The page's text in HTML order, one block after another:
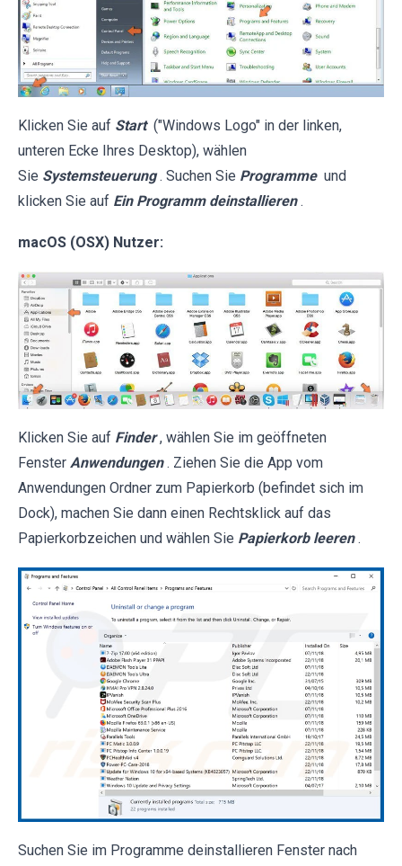
Klicken Sie auf Start ("Windows Logo" in der linken,
unteren Ecke Ihres Desktop), wählen
Sie Systemsteuerung . Suchen Sie Programme und
klicken Sie auf Ein Programm deinstallieren .
macOS (OSX) Nutzer:
Klicken Sie auf Finder , wählen Sie im geöffneten
Fenster Anwendungen . Ziehen Sie die App vom
Anwendungen Ordner zum Papierkorb (befindet sich im
Dock), machen Sie dann einen Rechtsklick auf das
Papierkorbzeichen und wählen Sie Papierkorb leeren .
Suchen Sie im Programme deinstallieren Fenster nach